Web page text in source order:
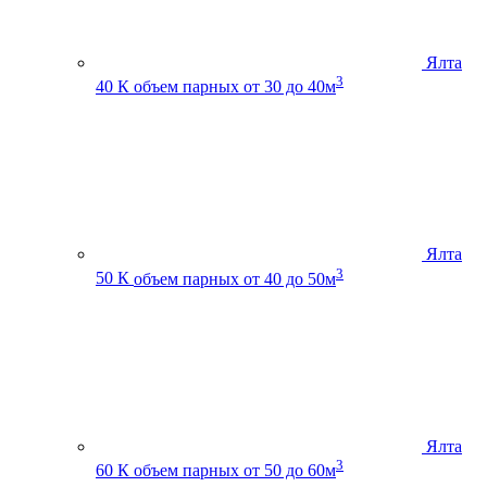
Ялта
40 К объем парных от 30 до 40м3
Ялта
50 К объем парных от 40 до 50м3
Ялта
60 К объем парных от 50 до 60м3